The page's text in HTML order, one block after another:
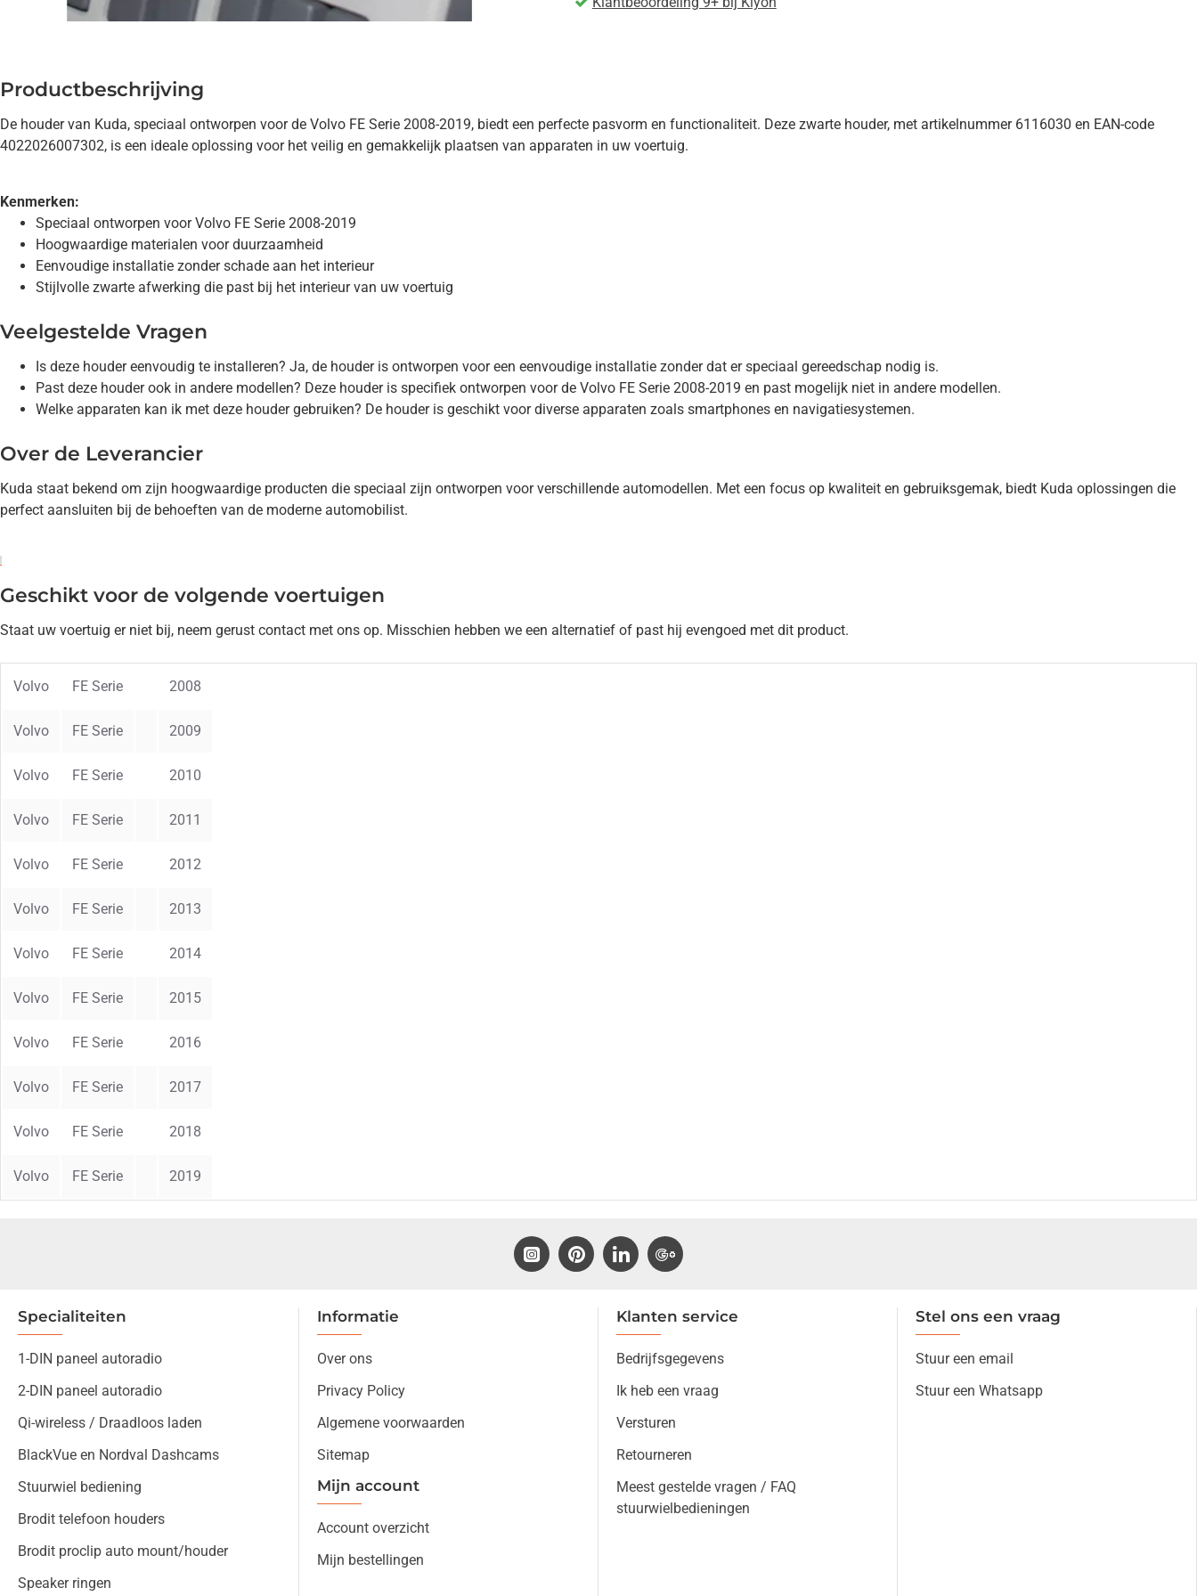
Productbeschrijving
De houder van Kuda, speciaal ontworpen voor de Volvo FE Serie 2008-2019, biedt een perfecte pasvorm en functionaliteit. Deze zwarte houder, met artikelnummer 6116030 en EAN-code
4022026007302, is een ideale oplossing voor het veilig en gemakkelijk plaatsen van apparaten in uw voertuig.
Kenmerken:
Speciaal ontworpen voor Volvo FE Serie 2008-2019
Hoogwaardige materialen voor duurzaamheid
Eenvoudige installatie zonder schade aan het interieur
Stijlvolle zwarte afwerking die past bij het interieur van uw voertuig
Veelgestelde Vragen
Is deze houder eenvoudig te installeren? Ja, de houder is ontworpen voor een eenvoudige installatie zonder dat er speciaal gereedschap nodig is.
Past deze houder ook in andere modellen? Deze houder is specifiek ontworpen voor de Volvo FE Serie 2008-2019 en past mogelijk niet in andere modellen.
Welke apparaten kan ik met deze houder gebruiken? De houder is geschikt voor diverse apparaten zoals smartphones en navigatiesystemen.
Over de Leverancier
Kuda staat bekend om zijn hoogwaardige producten die speciaal zijn ontworpen voor verschillende automodellen. Met een focus op kwaliteit en gebruiksgemak, biedt Kuda oplossingen die
perfect aansluiten bij de behoeften van de moderne automobilist.
Geschikt voor de volgende voertuigen
Staat uw voertuig er niet bij, neem gerust contact met ons op. Misschien hebben we een alternatief of past hij evengoed met dit product.
Volvo FE Serie 2008
Volvo FE Serie 2009
Volvo FE Serie 2010
Volvo FE Serie 2011
Volvo FE Serie 2012
Volvo FE Serie 2013
Volvo FE Serie 2014
Volvo FE Serie 2015
Volvo FE Serie 2016
Volvo FE Serie 2017
Volvo FE Serie 2018
Volvo FE Serie 2019
Specialiteiten
1-DIN paneel autoradio
2-DIN paneel autoradio
Qi-wireless / Draadloos laden
BlackVue en Nordval Dashcams
Stuurwiel bediening
Brodit telefoon houders
Brodit proclip auto mount/houder
Speaker ringen
Informatie
Over ons
Privacy Policy
Algemene voorwaarden
Sitemap
Mijn account
Account overzicht
Mijn bestellingen
Klanten service
Bedrijfsgegevens
Ik heb een vraag
Versturen
Retourneren
Meest gestelde vragen / FAQ
stuurwielbedieningen
Stel ons een vraag
Stuur een email
Stuur een Whatsapp